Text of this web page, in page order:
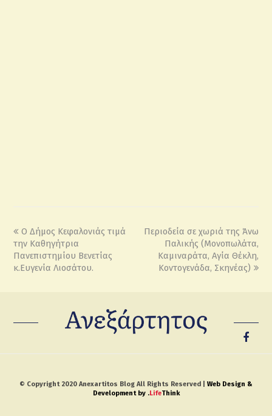
Ο Δήμος Κεφαλονιάς τιμά
την Καθηγήτρια
Πανεπιστημίου Βενετίας
κ.Ευγενία Λιοσάτου.
Περιοδεία σε χωριά της Άνω
Παλικής (Μονοπωλάτα,
Καμιναράτα, Αγία Θέκλη,
Κοντογενάδα, Σκηνέας)
© Copyright 2020 Anexartitos Blog All Rights Reserved | Web Design &
Development by .LifeThink